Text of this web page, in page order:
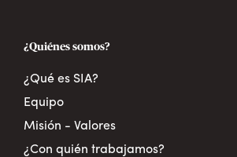
¿Quiénes somos?
¿Qué es SIA?
Equipo
Misión - Valores
¿Con quién trabajamos?